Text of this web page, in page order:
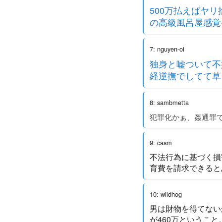
500万払えばヤリ
の高級風呂屋感
7: nguyen-oi
独身と嘘ついて
経逆撫でしてて
8: sambmetta
犯罪化かぁ、姦通罪
9: casm
不法行為に基づく
育費を請求できる
10: wildhog
男は財物を得てな
が460万というこ